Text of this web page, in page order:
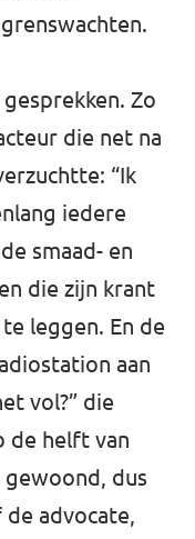
Zo
die net na
“Ik
iedere
smaad- en
die zijn krant
leggen. En de
aan
vol?” die
de helft van
gewoond, dus
advocate,